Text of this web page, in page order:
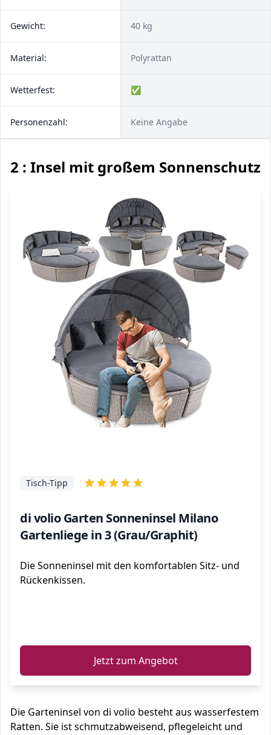
Gewicht: 40 kg
Material: Polyrattan
Wetterfest: ✅
Personenzahl: Keine Angabe
2 : Insel mit großem
di volio Garten Sonneninsel Milano
Gartenliege in 3 (Grau/Graphit)
Tisch-Tipp
Die Sonneninsel mit den komfortablen Sitz- und
Rückenkissen.
Jetzt zum Angebot
Die Garteninsel von di volio besteht aus wasserfestem
Ratten. Sie ist schmutzabweisend, pflegeleicht und